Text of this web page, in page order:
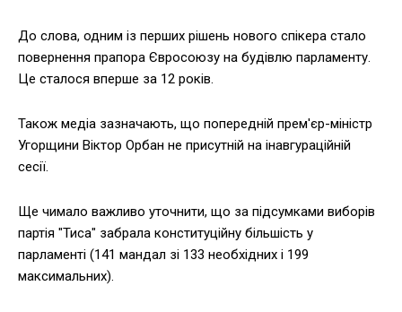
До слова, одним із перших рішень нового спікера стало
повернення прапора Євросоюзу на будівлю парламенту.
Це сталося вперше за 12 років.
Також медіа зазначають, що попередній прем'єр-міністр
Угорщини Віктор Орбан не присутній на інавгураційній
сесії.
Ще чимало важливо уточнити, що за підсумками виборів
партія "Тиса" забрала конституційну більшість у
парламенті (141 мандал зі 133 необхідних і 199
максимальних).